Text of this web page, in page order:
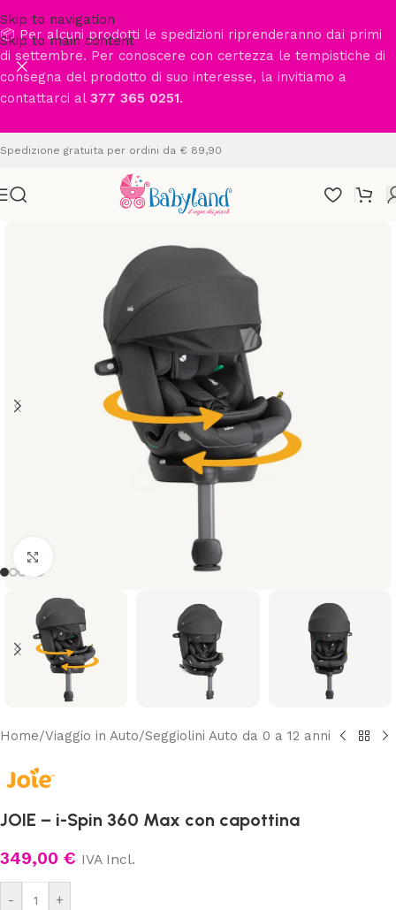
Skip to navigation
Skip to main content
📦 Per alcuni prodotti le spedizioni riprenderanno dai primi
di settembre. Per conoscere con certezza le tempistiche di
consegna del prodotto di suo interesse, la invitiamo a
contattarci al 377 365 0251.
Spedizione gratuita per ordini da € 89,90
Home/Viaggio in Auto/Seggiolini Auto da 0 a 12 anni
JOIE – i-Spin 360 Max con capottina
349,00 € IVA Incl.
- +